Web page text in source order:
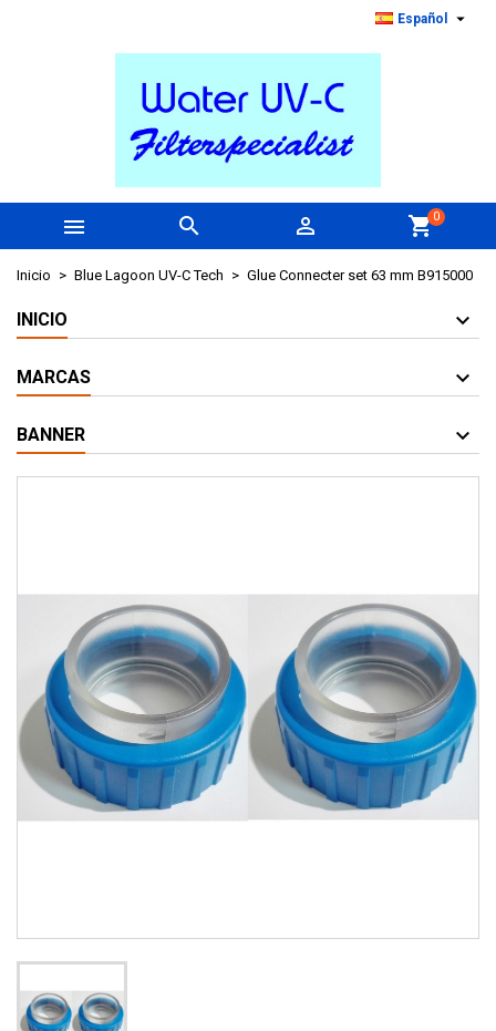
Español 
   shopping_cart0
Inicio Blue Lagoon UV-C Tech Glue Connecter set 63 mm B915000
INICIO
MARCAS
BANNER